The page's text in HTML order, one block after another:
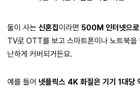
둘이 사는 신혼집이라면 500M 인터넷으로
TV로 OTT를 보고 스마트폰이나 노트북을
난하게 커버되거든요.
예를 들어 넷플릭스 4K 화질은 기기 1대